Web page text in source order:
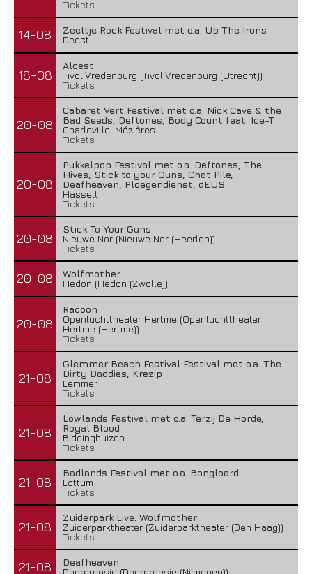
Tickets
14-08
Zeeltje Rock Festival met o.a. Up The Irons
Deest
18-08
Alcest
TivoliVredenburg (TivoliVredenburg (Utrecht))
Tickets
20-08
Cabaret Vert Festival met o.a. Nick Cave & the
Bad Seeds, Deftones, Body Count feat. Ice-T
Charleville-Mézières
Tickets
20-08
Pukkelpop Festival met o.a. Deftones, The
Hives, Stick to your Guns, Chat Pile,
Deafheaven, Ploegendienst, dEUS
Hasselt
Tickets
20-08
Stick To Your Guns
Nieuwe Nor (Nieuwe Nor (Heerlen))
Tickets
20-08
Wolfmother
Hedon (Hedon (Zwolle))
20-08
Racoon
Openluchttheater Hertme (Openluchttheater
Hertme (Hertme))
Tickets
21-08
Glemmer Beach Festival Festival met o.a. The
Dirty Daddies, Krezip
Lemmer
Tickets
21-08
Lowlands Festival met o.a. Terzij De Horde,
Royal Blood
Biddinghuizen
Tickets
21-08
Badlands Festival met o.a. Bongloard
Lottum
Tickets
21-08
Zuiderpark Live: Wolfmother
Zuiderparktheater (Zuiderparktheater (Den Haag))
Tickets
21-08
Deafheaven
Doornroosje (Doornroosje (Nijmegen))